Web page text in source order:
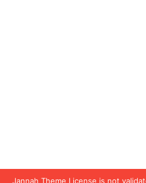
Jannah Theme License is not